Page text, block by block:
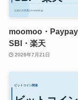
moomoo・Paypay
SBI・楽天
2026年7月21日